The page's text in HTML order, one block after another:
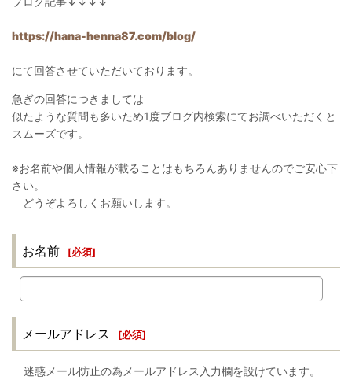
https://hana-henna87.com/blog/
にて回答させていただいております。
急ぎの回答につきましては
似たような質問も多いため1度ブログ内検索にてお調べいただくと
スムーズです。
※お名前や個人情報が載ることはもちろんありませんのでご安心下
さい。
どうぞよろしくお願いします。
お名前 [必須]
メールアドレス [必須]
迷惑メール防止の為メールアドレス入力欄を設けています。